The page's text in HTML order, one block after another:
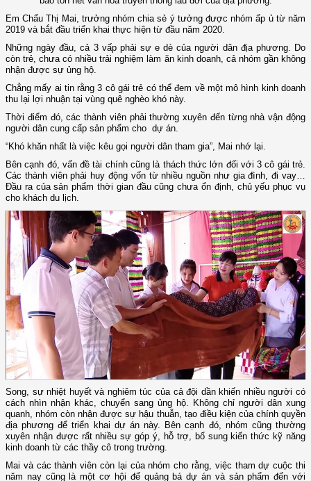
Em Chẩu Thị Mai, trưởng nhóm chia sẻ ý tưởng được nhóm ấp ủ từ năm
2019 và bắt đầu triển khai thực hiện từ đầu năm 2020.
Những ngày đầu, cả 3 vấp phải sự e dè của người dân địa phương. Do
còn trẻ, chưa có nhiều trải nghiệm làm ăn kinh doanh, cả nhóm gần không
nhận được sự ủng hộ.
Chẳng mấy ai tin rằng 3 cô gái trẻ có thể đem về một mô hình kinh doanh
thu lại lợi nhuận tại vùng quê nghèo khó này.
Thời điểm đó, các thành viên phải thường xuyên đến từng nhà vận động
người dân cung cấp sản phẩm cho dự án.
“Khó khăn nhất là việc kêu gọi người dân tham gia”, Mai nhớ lại.
Bên cạnh đó, vấn đề tài chính cũng là thách thức lớn đối với 3 cô gái trẻ.
Các thành viên phải huy động vốn từ nhiều nguồn như gia đình, đi vay…
Đầu ra của sản phẩm thời gian đầu cũng chưa ổn định, chủ yếu phục vụ
cho khách du lịch.
Song, sự nhiệt huyết và nghiêm túc của cả đội dần khiến nhiều người có
cách nhìn nhận khác, chuyển sang ủng hộ. Không chỉ người dân xung
quanh, nhóm còn nhận được sự hậu thuẫn, tạo điều kiện của chính quyền
địa phương để triển khai dự án này. Bên cạnh đó, nhóm cũng thường
xuyên nhận được rất nhiều sự góp ý, hỗ trợ, bổ sung kiến thức kỹ năng
kinh doanh từ các thầy cô trong trường.
Mai và các thành viên còn lại của nhóm cho rằng, việc tham dự cuộc thi
năm nay cũng là một cơ hội để quảng bá dự án và sản phẩm đến với